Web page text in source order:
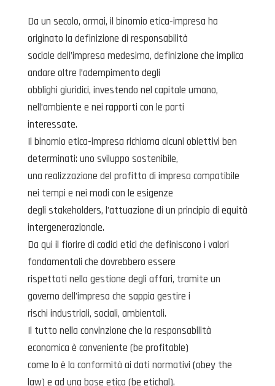
Da un secolo, ormai, il binomio etica-impresa ha
originato la definizione di responsabilità
sociale dell’impresa medesima, definizione che implica
andare oltre l’adempimento degli
obblighi giuridici, investendo nel capitale umano,
nell’ambiente e nei rapporti con le parti
interessate.
Il binomio etica-impresa richiama alcuni obiettivi ben
determinati: uno sviluppo sostenibile,
una realizzazione del profitto di impresa compatibile
nei tempi e nei modi con le esigenze
degli stakeholders, l’attuazione di un principio di equità
intergenerazionale.
Da qui il fiorire di codici etici che definiscono i valori
fondamentali che dovrebbero essere
rispettati nella gestione degli affari, tramite un
governo dell’impresa che sappia gestire i
rischi industriali, sociali, ambientali.
Il tutto nella convinzione che la responsabilità
economica è conveniente (be profitable)
come lo è la conformità ai dati normativi (obey the
law) e ad una base etica (be etichal).